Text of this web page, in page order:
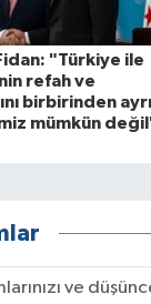
"Türkiye ile
refah ve
birbirinden ayrı
mümkün